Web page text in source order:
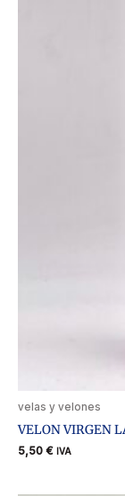
velas y velones
VELON VIRGEN
5,50 € IVA